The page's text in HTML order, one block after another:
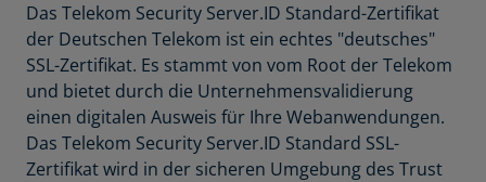
Das Telekom Security Server.ID Standard-Zertifikat
der Deutschen Telekom ist ein echtes "deutsches"
SSL-Zertifikat. Es stammt von vom Root der Telekom
und bietet durch die Unternehmensvalidierung
einen digitalen Ausweis für Ihre Webanwendungen.
Das Telekom Security Server.ID Standard SSL-
Zertifikat wird in der sicheren Umgebung des Trust